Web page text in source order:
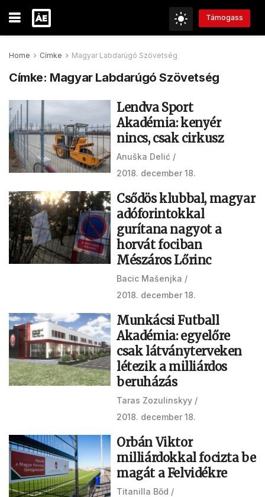
Támogass
Home Címke Magyar Labdarúgó Szövetség
Címke: Magyar Labdarúgó Szövetség
Lendva Sport
Akadémia: kenyér
nincs, csak cirkusz
Anuška Delić
2018. december 18.
Csődös klubbal, magyar
adóforintokkal
gurítana nagyot a
horvát fociban
Mészáros Lőrinc
Bacic Mašenjka
2018. december 18.
Munkácsi Futball
Akadémia: egyelőre
csak látványterveken
létezik a milliárdos
beruházás
Taras Zozulinskyy
2018. december 18.
Orbán Viktor
milliárdokkal focizta be
magát a Felvidékre
Titanilla Bőd